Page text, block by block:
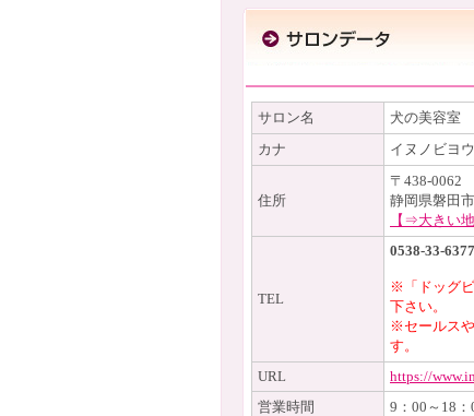
サロン名
犬の美容室
カナ
イヌノビヨ
住所
〒438-0062
静岡県磐田
【⇒大きい
TEL
0538-33-6377
※「ドッグ
下さい。
※セールス
す。
URL
https://
営業時間
9：00～18：